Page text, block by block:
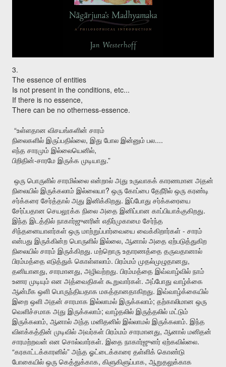
3.
The essence of entities
Is not present in the conditions, etc...
If there is no essence,
There can be no otherness-essence.
“உள்ளதான விசயங்களின் சாரம்
நிலைகளில் இருப்பதில்லை, இது போல இன்னும் பல....
எந்த சாரமும் இல்லையெனில்,
பிறிதின்-சாரமே இருக்க முடியாது.”
ஒரு பொருளில் சாரமில்லை என்றால் அது உருவாகக் காரணமான அதன்
நிலையில் இருக்கலாம் இல்லையா? ஒரு கோப்பை தேநீரில் ஒரு கரண்டி
சர்க்கரை சேர்த்தால் அது இனிக்கிறது. இப்போது சர்க்கரையை
சேர்ப்பதான செயலூக்க நிலை அதை இனிப்பான காப்பியாக்குகிறது.
இந்த இடத்தில் நாகார்ஜுனரின் எதிர்முகாமை சேர்ந்த
சிந்தனையாளர்கள் ஒரு மாற்றுப்பார்வையை வைக்கிறார்கள் - சாரம்
என்பது இருக்கின்ற பொருளில் இல்லை, ஆனால் அதை ஏற்படுத்துகிற
நிலையில் சாரம் இருக்கிறது. மற்றொரு உதாரணத்தை தருவதானால்
பிரம்மத்தை எடுத்துக் கொள்ளலாம். பிரம்மம் முதல்முழுதானது,
தனியானது, சாரமானது, அழிவற்றது. பிரம்மத்தை இவ்வாழ்வில் நாம்
உணர முடியும் என அத்வைதிகள் கூறுவார்கள். அப்போது வாழ்க்கை
ஆன்மீக ஒளி பொருந்தியதாக மகத்தானதாகிறது. இவ்வாழ்க்கையில்
இறை ஒளி அதன் சாரமாக இல்லாமல் இருக்கலாம்; தற்காலிமான ஒரு
வெளிச்சமாக அது இருக்கலாம்; வாழ்தலில் இருத்தலில் மட்டும்
இருக்கலாம், ஆனால் அந்த மனிதனில் இல்லாமல் இருக்கலாம். இந்த
விளக்கத்தின் முடிவில் அவர்கள் பிரம்மம் சாரமானது, ஆனால் மனிதன்
சாரமற்றவன் என சொல்வார்கள். இதை நாகார்ஜுனர் ஏற்கவில்லை.
“கரகாட்டக்காரனில்” அந்த ஓட்டைக்காரை தள்ளிக் கொண்டு
போகையில் ஒரு கெத்துக்காக, கிளுகிளுப்பாக, ஆறுதலுக்காக